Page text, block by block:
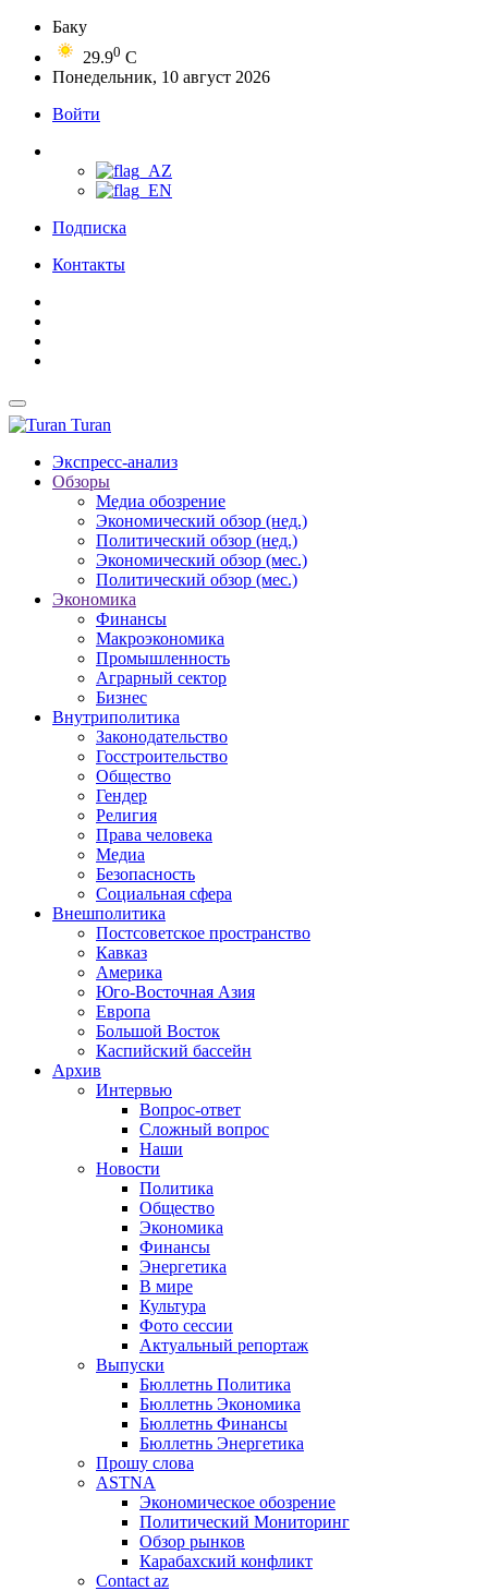
Баку
29.90 C
Понедельник, 10 август 2026
Войти
Подписка
Контакты
Turan
Экспресс-анализ
Обзоры
Медиа обозрение
Экономический обзор (нед.)
Политический обзор (нед.)
Экономический обзор (мес.)
Политический обзор (мес.)
Экономика
Финансы
Макроэкономика
Промышленность
Аграрный сектор
Бизнес
Внутриполитика
Законодательство
Госстроительство
Общество
Гендер
Религия
Права человека
Медиа
Безопасность
Социальная сфера
Внешполитика
Постсоветское пространство
Кавказ
Америка
Юго-Восточная Азия
Европа
Большой Восток
Каспийский бассейн
Архив
Интервью
Вопрос-ответ
Сложный вопрос
Наши
Новости
Политика
Общество
Экономика
Финансы
Энергетика
В мире
Культура
Фото сессии
Актуальный репортаж
Выпуски
Бюллетнь Политика
Бюллетнь Экономика
Бюллетнь Финансы
Бюллетнь Энергетика
Прошу слова
ASTNA
Экономическое обозрение
Политический Мониторинг
Обзор рынков
Карабахский конфликт
Contact az